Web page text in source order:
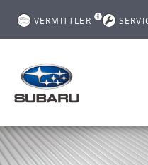
VERMITTLER